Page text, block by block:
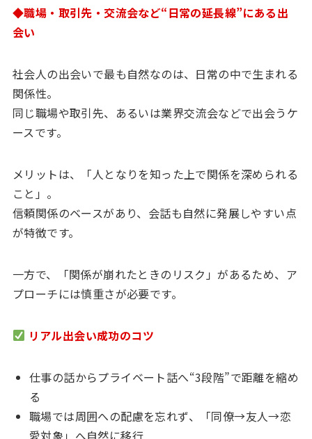
◆職場・取引先・交流会など“日常の延長線”にある出
会い
社会人の出会いで最も自然なのは、日常の中で生まれる
関係性。
同じ職場や取引先、あるいは業界交流会などで出会うケ
ースです。
メリットは、「人となりを知った上で関係を深められる
こと」。
信頼関係のベースがあり、会話も自然に発展しやすい点
が特徴です。
一方で、「関係が崩れたときのリスク」があるため、ア
プローチには慎重さが必要です。
リアル出会い成功のコツ
仕事の話からプライベート話へ“3段階”で距離を縮め
る
職場では周囲への配慮を忘れず、「同僚→友人→恋
愛対象」へ自然に移行